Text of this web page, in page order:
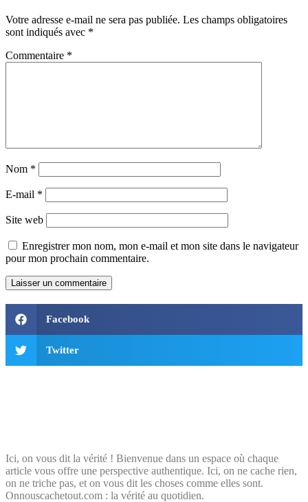
Votre adresse e-mail ne sera pas publiée. Les champs obligatoires
sont indiqués avec *
Commentaire *
Nom *
E-mail *
Site web
Enregistrer mon nom, mon e-mail et mon site dans le navigateur
pour mon prochain commentaire.
Facebook
Twitter
Ici, on vous dit la vérité ! Bienvenue dans un espace où chaque
article vous offre une perspective authentique. Ici, on ne cache rien,
on ne triche pas, et on vous dit les choses comme elles sont.
Onnouscachetout.com : la vérité au quotidien.